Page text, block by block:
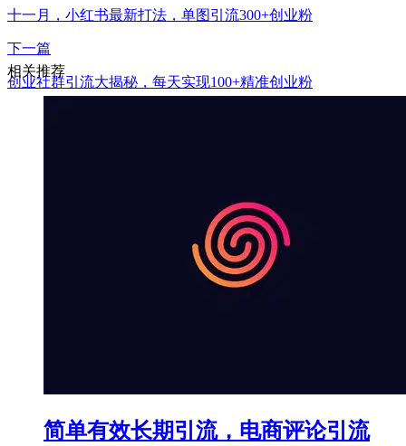
十一月，小红书最新打法，单图引流300+创业粉
下一篇
创业社群引流大揭秘，每天实现100+精准创业粉
相关推荐
简单有效长期引流，电商评论引流